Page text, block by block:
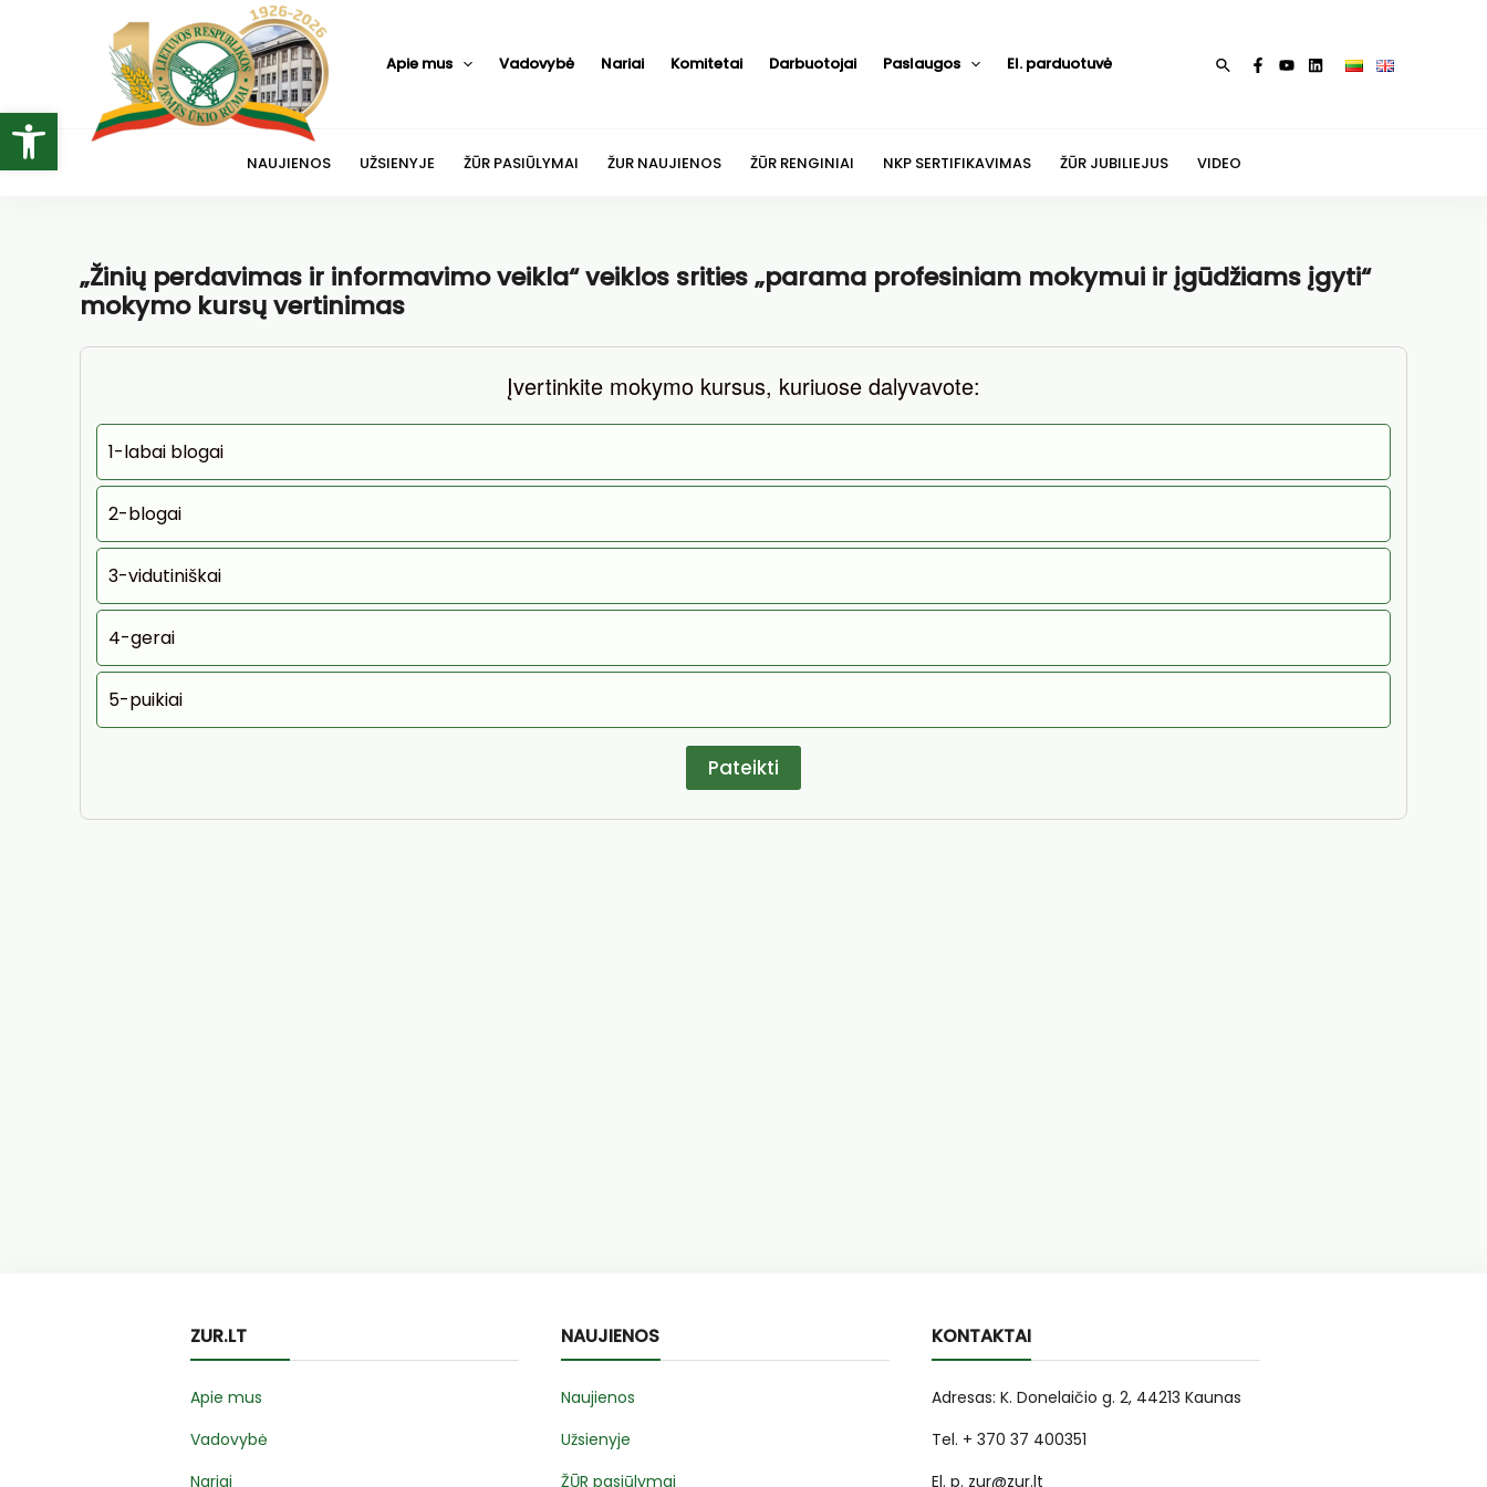
Open toolbar
Apie mus Vadovybė Nariai Komitetai Darbuotojai Paslaugos El. parduotuvė Paieška
NAUJIENOS UŽSIENYJE ŽŪR PASIŪLYMAI ŽUR NAUJIENOS ŽŪR RENGINIAI NKP SERTIFIKAVIMAS ŽŪR JUBILIEJUS VIDEO
„Žinių perdavimas ir informavimo veikla“ veiklos srities „parama profesiniam mokymui ir įgūdžiams įgyti“
mokymo kursų vertinimas
Įvertinkite mokymo kursus, kuriuose dalyvavote:
1-labai blogai
2-blogai
3-vidutiniškai
4-gerai
5-puikiai
ZUR.LT
Apie mus
Vadovybė
Nariai
NAUJIENOS
Naujienos
Užsienyje
ŽŪR pasiūlymai
KONTAKTAI
Adresas: K. Donelaičio g. 2, 44213 Kaunas
Tel. + 370 37 400351
El. p. zur@zur.lt